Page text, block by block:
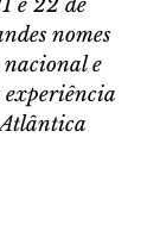
e 22 de
nomes
nacional e